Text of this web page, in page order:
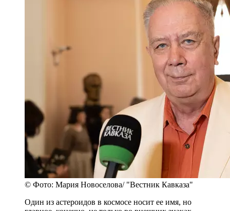
© Фото: Мария Новоселова/ "Вестник Кавказа"
Один из астероидов в космосе носит ее имя, но